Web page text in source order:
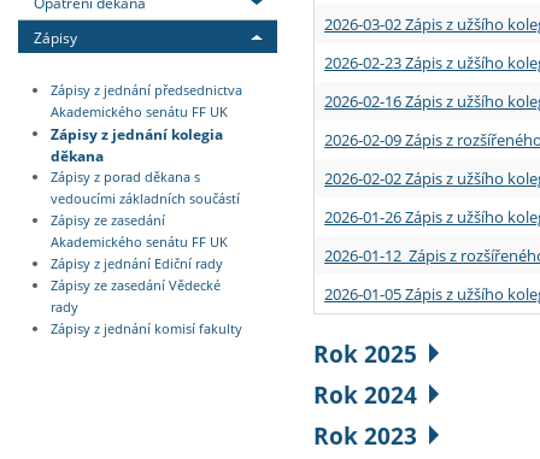
Zápisy
Zápisy z jednání předsednictva
Akademického senátu FF UK
Zápisy z jednání kolegia
děkana
Zápisy z porad děkana s
vedoucími základních součástí
Zápisy ze zasedání
Akademického senátu FF UK
Zápisy z jednání Ediční rady
Zápisy ze zasedání Vědecké
rady
Zápisy z jednání komisí fakulty
2026-03-02 Zápis z užšího
2026-02-23 Zápis z užšího
2026-02-16 Zápis z užšího
2026-02-09 Zápis z
2026-02-02 Zápis z užšího
2026-01-26 Zápis z užšího
2026-01-12 Zápis z
2026-01-05 Zápis z užšího
Rok 2025
Rok 2024
Rok 2023